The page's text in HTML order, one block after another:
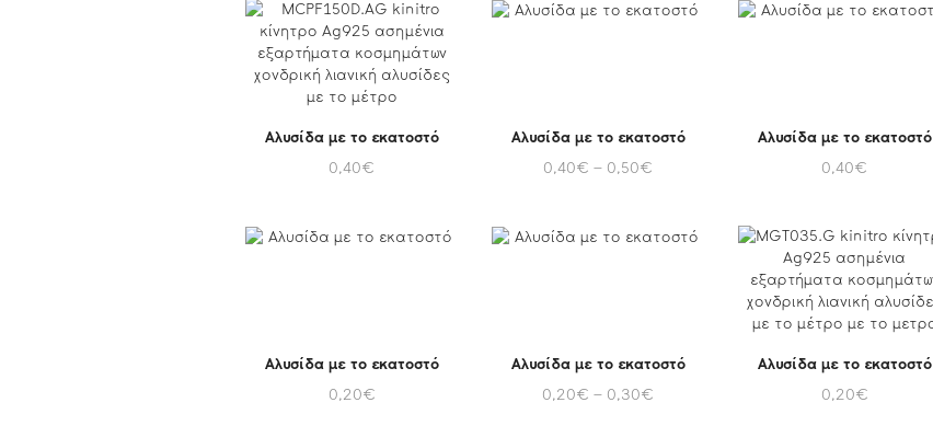
Αλυσίδα με το εκατοστό
0,40€
Αλυσίδα με το εκατοστό
0,40€ – 0,50€
Αλυσίδα με το εκατοστό
0,40€
Αλυσίδα με το εκατοστό
0,20€
Αλυσίδα με το εκατοστό
0,20€ – 0,30€
Αλυσίδα με το εκατοστό
0,20€